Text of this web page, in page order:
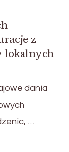
z
lokalnych
dania
…